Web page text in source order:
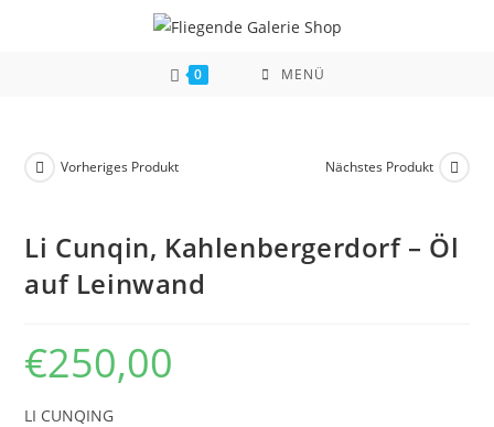
0 MENÜ
Vorheriges Produkt Nächstes Produkt
Li Cunqin, Kahlenbergerdorf – Öl
auf Leinwand
€250,00
LI CUNQING